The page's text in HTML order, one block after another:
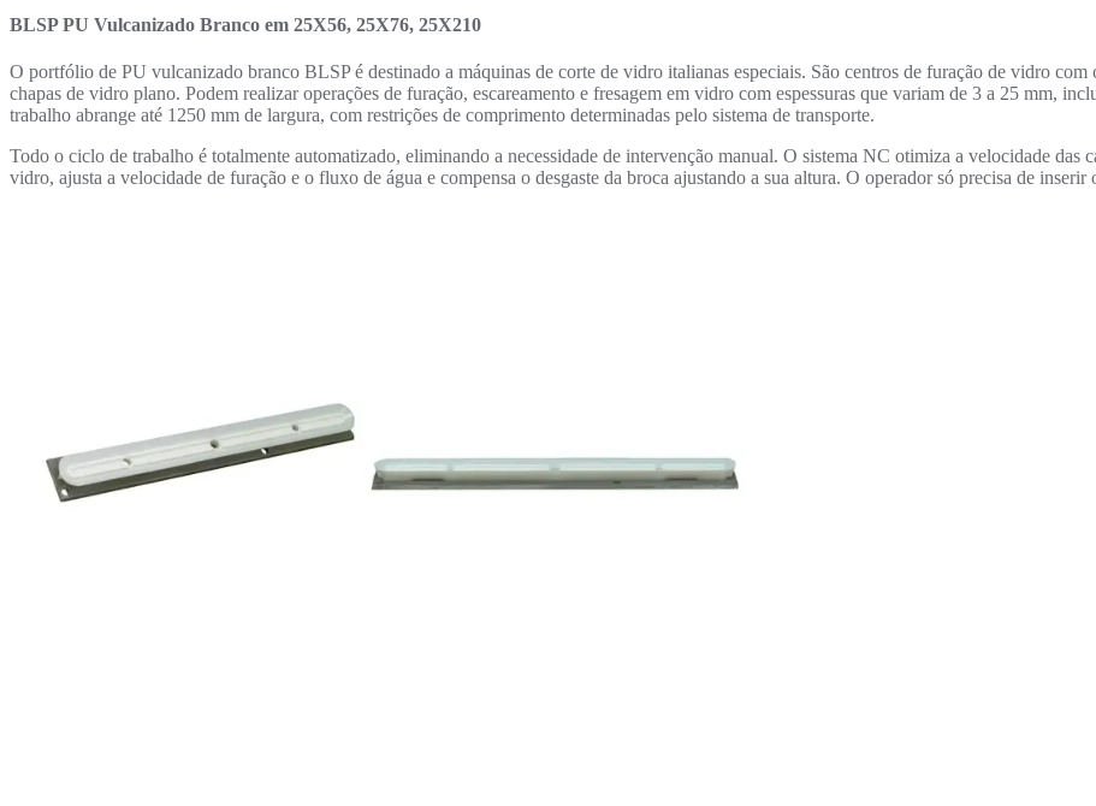
BLSP PU Vulcanizado Branco em 25X56, 25X76, 25X210
O portfólio de PU vulcanizado branco BLSP é destinado a máquinas de corte de vidro italianas especiais. São centros de furação de vidro
chapas de vidro plano. Podem realizar operações de furação, escareamento e fresagem em vidro com espessuras que variam de 3 a 25 mm,
trabalho abrange até 1250 mm de largura, com restrições de comprimento determinadas pelo sistema de transporte.
Todo o ciclo de trabalho é totalmente automatizado, eliminando a necessidade de intervenção manual. O sistema NC otimiza a velocidade das
vidro, ajusta a velocidade de furação e o fluxo de água e compensa o desgaste da broca ajustando a sua altura. O operador só precisa de inserir